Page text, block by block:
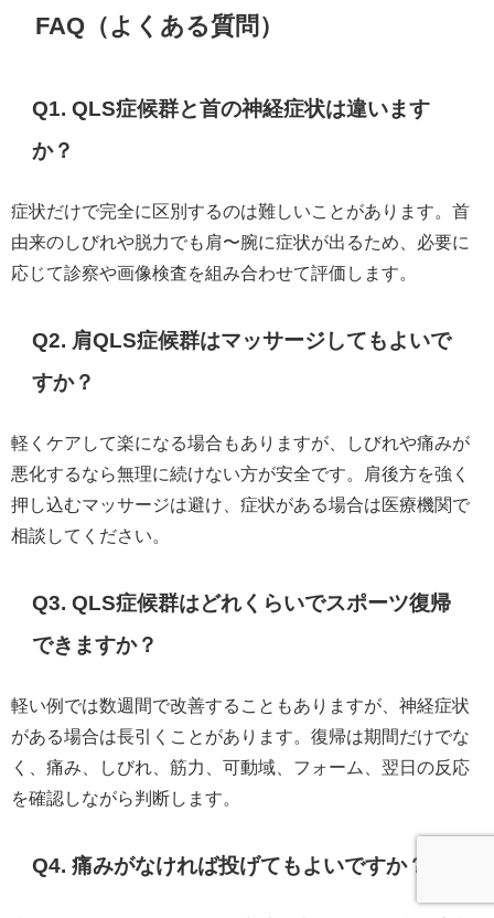
FAQ（よくある質問）
Q1. QLS症候群と首の神経症状は違います
か？
症状だけで完全に区別するのは難しいことがあります。首
由来のしびれや脱力でも肩〜腕に症状が出るため、必要に
応じて診察や画像検査を組み合わせて評価します。
Q2. 肩QLS症候群はマッサージしてもよいで
すか？
軽くケアして楽になる場合もありますが、しびれや痛みが
悪化するなら無理に続けない方が安全です。肩後方を強く
押し込むマッサージは避け、症状がある場合は医療機関で
相談してください。
Q3. QLS症候群はどれくらいでスポーツ復帰
できますか？
軽い例では数週間で改善することもありますが、神経症状
がある場合は長引くことがあります。復帰は期間だけでな
く、痛み、しびれ、筋力、可動域、フォーム、翌日の反応
を確認しながら判断します。
Q4. 痛みがなければ投げてもよいですか？